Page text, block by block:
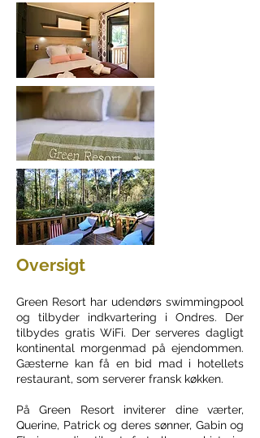
Oversigt
Green Resort har udendørs swimmingpool
og tilbyder indkvartering i Ondres. Der
tilbydes gratis WiFi. Der serveres dagligt
kontinental morgenmad på ejendommen.
Gæsterne kan få en bid mad i hotellets
restaurant, som serverer fransk køkken.
På Green Resort inviterer dine værter,
Querine, Patrick og deres sønner, Gabin og